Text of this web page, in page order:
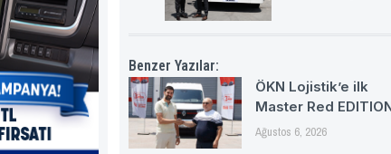
Benzer Yazılar:
ÖKN Lojistik’e ilk
Master Red
Ağustos 6, 2026